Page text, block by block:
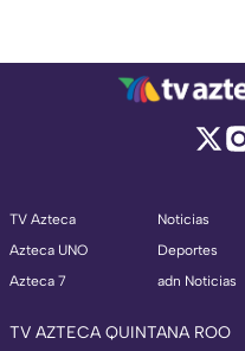
TV Azteca
Azteca UNO
Azteca 7
Noticias
Deportes
adn Noticias
TV AZTECA QUINTANA ROO